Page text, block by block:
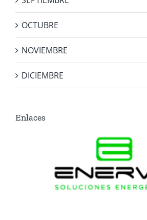
OCTUBRE
NOVIEMBRE
DICIEMBRE
Enlaces